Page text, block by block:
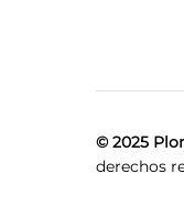
© 2025
derechos